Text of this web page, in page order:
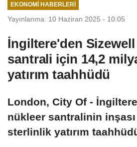
EKONOMI HABERLERI
Yayınlanma: 10 Haziran 2025 - 10:05
İngiltere'den
santrali için 14,2
yatırım taahhüdü
London, City Of -
nükleer santralinin
sterlinlik yatırım